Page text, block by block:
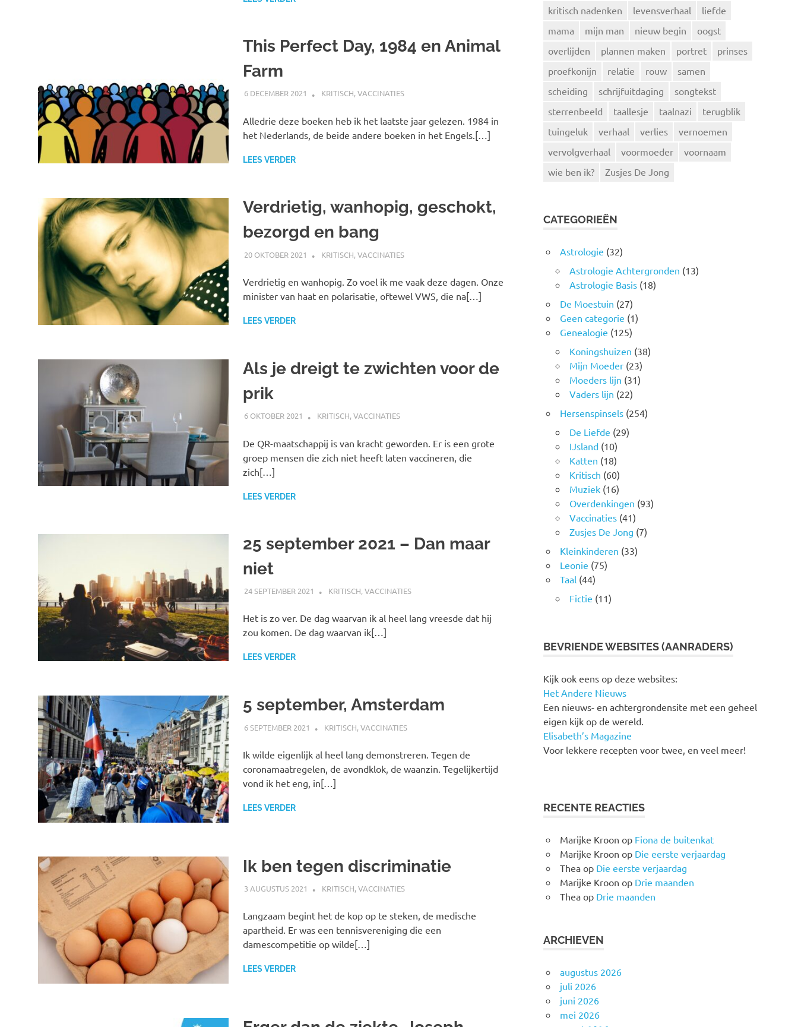
This Perfect Day, 1984 en Animal
Farm
6 DECEMBER 2021 MARJOLEIN
KRITISCH,VACCINATIES
Alledrie deze boeken heb ik het laatste jaar gelezen. 1984 in
het Nederlands, de beide andere boeken in het Engels.[…]
LEES VERDER
Verdrietig, wanhopig, geschokt,
bezorgd en bang
20 OKTOBER 2021 MARJOLEIN
KRITISCH,VACCINATIES
Verdrietig en wanhopig. Zo voel ik me vaak deze dagen. Onze
minister van haat en polarisatie, oftewel VWS, die na[…]
LEES VERDER
Als je dreigt te zwichten voor de
prik
6 OKTOBER 2021 MARJOLEIN
KRITISCH,VACCINATIES
De QR-maatschappij is van kracht geworden. Er is een grote
groep mensen die zich niet heeft laten vaccineren, die
zich[…]
LEES VERDER
25 september 2021 – Dan maar
niet
24 SEPTEMBER 2021 MARJOLEIN
KRITISCH,VACCINATIES
Het is zo ver. De dag waarvan ik al heel lang vreesde dat hij
zou komen. De dag waarvan ik[…]
LEES VERDER
5 september, Amsterdam
6 SEPTEMBER 2021 MARJOLEIN
KRITISCH,VACCINATIES
Ik wilde eigenlijk al heel lang demonstreren. Tegen de
coronamaatregelen, de avondklok, de waanzin. Tegelijkertijd
vond ik het eng, in[…]
LEES VERDER
Ik ben tegen discriminatie
3 AUGUSTUS 2021 MARJOLEIN
KRITISCH,VACCINATIES
Langzaam begint het de kop op te steken, de medische
apartheid. Er was een tennisvereniging die een
damescompetitie op wilde[…]
LEES VERDER
kritisch nadenken
levensverhaal
liefde
mama
mijn man nieuw begin
oogst
overlijden
plannen maken portret
prinses
proefkonijn
relatie rouw
samen
scheiding
schrijfuitdaging
songtekst
sterrenbeeld
taallesje taalnazi
terugblik
tuingeluk
verhaal verlies
vernoemen
vervolgverhaal
voormoeder
voornaam
wie ben ik?
Zusjes De Jong
CATEGORIEËN
Astrologie (32)
Astrologie Achtergronden (13)
Astrologie Basis (18)
De Moestuin (27)
Geen categorie (1)
Genealogie (125)
Koningshuizen (38)
Mijn Moeder (23)
Moeders lijn (31)
Vaders lijn (22)
Hersenspinsels (254)
De Liefde (29)
IJsland (10)
Katten (18)
Kritisch (60)
Muziek (16)
Overdenkingen (93)
Vaccinaties (41)
Zusjes De Jong (7)
Kleinkinderen (33)
Leonie (75)
Taal (44)
Fictie (11)
BEVRIENDE WEBSITES (AANRADERS)
Kijk ook eens op deze websites:
Het Andere Nieuws
Een nieuws- en achtergrondensite met een geheel
eigen kijk op de wereld.
Elisabeth’s Magazine
Voor lekkere recepten voor twee, en veel meer!
RECENTE REACTIES
Marijke Kroon op Fiona de buitenkat
Marijke Kroon op Die eerste verjaardag
Thea op Die eerste verjaardag
Marijke Kroon op Drie maanden
Thea op Drie maanden
ARCHIEVEN
augustus 2026
juli 2026
juni 2026
mei 2026